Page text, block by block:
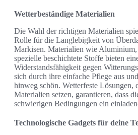
Wetterbeständige Materialien
Die Wahl der richtigen Materialien
Rolle für die Langlebigkeit von
Markisen. Materialien wie Aluminium,
spezielle beschichtete Stoffe bieten
Widerstandsfähigkeit gegen
sich durch ihre einfache Pflege aus
hinweg schön. Wetterfeste Lösungen,
Materialien setzen, garantieren, dass
schwierigen Bedingungen ein
Technologische Gadgets für deine